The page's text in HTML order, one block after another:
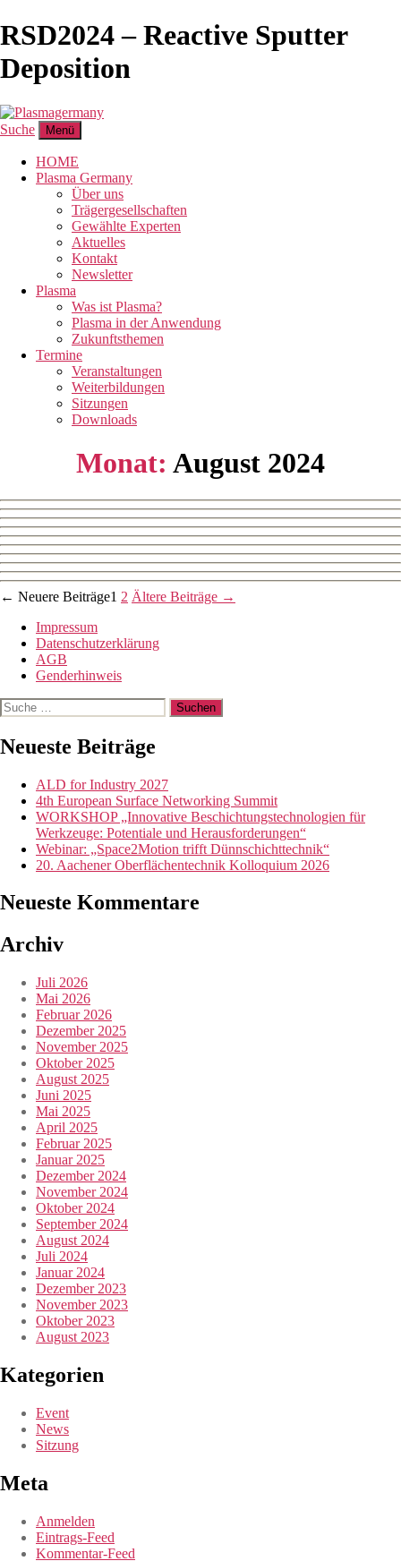
RSD2024 – Reactive Sputter
Deposition
Suche Menü
HOME
Plasma Germany
Über uns
Trägergesellschaften
Gewählte Experten
Aktuelles
Kontakt
Newsletter
Plasma
Was ist Plasma?
Plasma in der Anwendung
Zukunftsthemen
Termine
Veranstaltungen
Weiterbildungen
Sitzungen
Downloads
Monat: August 2024
Beitragsnavigation
← Neuere Beiträge1 2 Ältere Beiträge →
Impressum
Datenschutzerklärung
AGB
Genderhinweis
Suche
nach:
Neueste Beiträge
ALD for Industry 2027
4th European Surface Networking Summit
WORKSHOP „Innovative Beschichtungstechnologien für
Werkzeuge: Potentiale und Herausforderungen“
Webinar: „Space2Motion trifft Dünnschichttechnik“
20. Aachener Oberflächentechnik Kolloquium 2026
Neueste Kommentare
Archiv
Juli 2026
Mai 2026
Februar 2026
Dezember 2025
November 2025
Oktober 2025
August 2025
Juni 2025
Mai 2025
April 2025
Februar 2025
Januar 2025
Dezember 2024
November 2024
Oktober 2024
September 2024
August 2024
Juli 2024
Januar 2024
Dezember 2023
November 2023
Oktober 2023
August 2023
Kategorien
Event
News
Sitzung
Meta
Anmelden
Eintrags-Feed
Kommentar-Feed